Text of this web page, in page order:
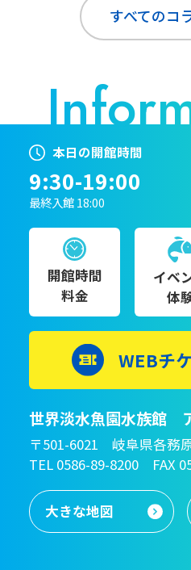
すべてのコ
本日の開館時間
9:30-19:00
最終入館 18:00
開館時間
料金
イベ
体
WEBチ
世界淡水魚園水族館
〒501-6021 岐阜県各務
TEL 0586-89-8200 FAX
大きな地図